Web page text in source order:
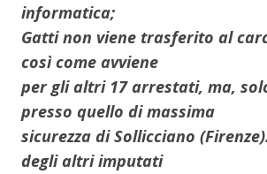
informatica;
Gatti non viene trasferito al
così come avviene
per gli altri 17 arrestati, ma,
presso quello di massima
sicurezza di Sollicciano
degli altri imputati